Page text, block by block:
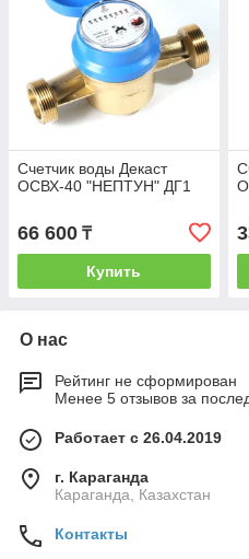
Счетчик воды Декаст
ОСВХ-40 "НЕПТУН" ДГ1
66 600 ₸
Купить
О нас
Рейтинг не сформирован
Менее 5 отзывов за
Работает с 26.04.2019
г. Караганда
Караганда, Казахстан
Контакты